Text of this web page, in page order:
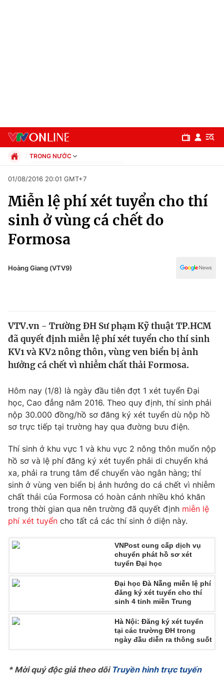
Chuyên mục
Chính trị
Thế giới
Tin tức
Thế giới đó đây
Câu chuyện quốc tế
Kinh tế
Tài chính
Thị trường
Góc doanh nghiệp
Dữ liệu và đời sống
Truyền hình
Phim VTV
Hậu trường
Nhân vật
Khán giả
Giải trí
Điện ảnh
Âm nhạc
Sao
Đời sống
Du lịch
Chất lượng cuộc sống
Giáo dục
Tuyển sinh
Công nghệ
Sản phẩm
Tư vấn
Giao lưu trực tuyến
TRONG NƯỚC
Xã hội
Pháp luật
Kinh tế
Thể thao
Truyền hình
Đời sống
01/08/2016 20:01 GMT+7
Miễn lệ phí xét tuyển cho thí
sinh ở vùng cá chết do
Formosa
Hoàng Giang (VTV9)
VTV.vn - Trường ĐH Sư phạm Kỹ thuật TP.HCM
đã quyết định miễn lệ phí xét tuyển cho thí sinh
KV1 và KV2 nông thôn, vùng ven biển bị ảnh
hưởng cá chết vì nhiễm chất thải Formosa.
Hôm nay (1/8) là ngày đầu tiên đợt 1 xét tuyển Đại
học, Cao đẳng năm 2016. Theo quy định, thí sinh phải
nộp 30.000 đồng/hồ sơ đăng ký xét tuyển dù nộp hồ
sơ trực tiếp tại trường hay qua đường bưu điện.
Thí sinh ở khu vực 1 và khu vực 2 nông thôn muốn nộp
hồ sơ và lệ phí đăng ký xét tuyển phải di chuyển khá
xa, phải ra trung tâm để chuyển vào ngân hàng; thí
sinh ở vùng ven biển bị ảnh hưởng do cá chết vì nhiễm
chất thải của Formosa có hoàn cảnh nhiều khó khăn
trong thời gian qua nên trường đã quyết định miễn lệ
phí xét tuyển cho tất cả các thí sinh ở diện này.
VNPost cung cấp dịch vụ
chuyển phát hồ sơ xét
tuyển Đại học
Đại học Đà Nẵng miễn lệ phí
đăng ký xét tuyển cho thí
sinh 4 tỉnh miền Trung
Hà Nội: Đăng ký xét tuyển
tại các trường ĐH trong
ngày đầu diễn ra thông suốt
* Mời quý độc giả theo dõi Truyền hình trực tuyến